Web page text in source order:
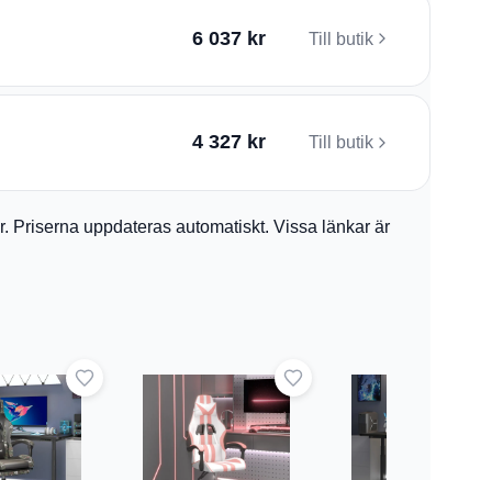
6 037 kr Till butik
4 327 kr Till butik
Priserna uppdateras automatiskt. Vissa länkar är